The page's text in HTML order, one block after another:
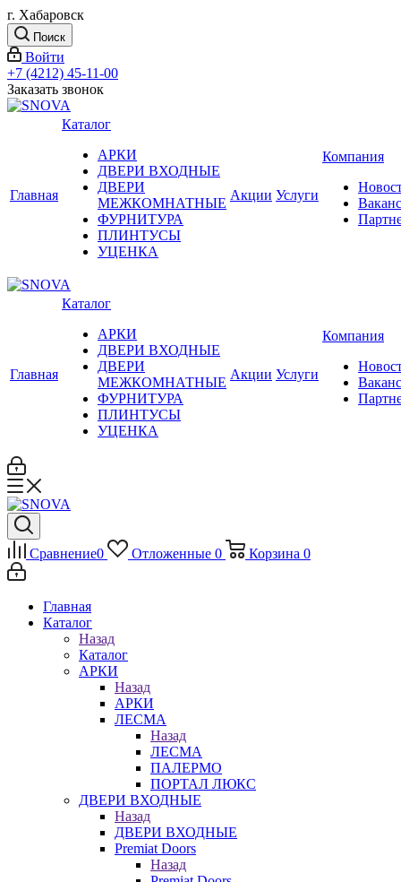
г. Хабаровск
Поиск
Войти
+7 (4212) 45-11-00
Заказать звонок
Главная
Каталог
АРКИ
ДВЕРИ ВХОДНЫЕ
ДВЕРИ
МЕЖКОМНАТНЫЕ
ФУРНИТУРА
ПЛИНТУСЫ
УЦЕНКА
Акции Услуги
Компания
Главная
Каталог
АРКИ
ДВЕРИ ВХОДНЫЕ
ДВЕРИ
МЕЖКОМНАТНЫЕ
ФУРНИТУРА
ПЛИНТУСЫ
УЦЕНКА
Акции Услуги
Компания
Сравнение0 Отложенные 0 Корзина 0
Главная
Каталог
Назад
Каталог
АРКИ
Назад
АРКИ
ЛЕСМА
Назад
ЛЕСМА
ПАЛЕРМО
ПОРТАЛ ЛЮКС
ДВЕРИ ВХОДНЫЕ
Назад
ДВЕРИ ВХОДНЫЕ
Premiat Doors
Назад